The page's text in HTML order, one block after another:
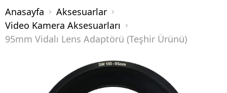
Anasayfa
Aksesuarlar
Video Kamera Aksesuarları
95mm Vidalı Lens Adaptörü (Teşhir Ürünü)